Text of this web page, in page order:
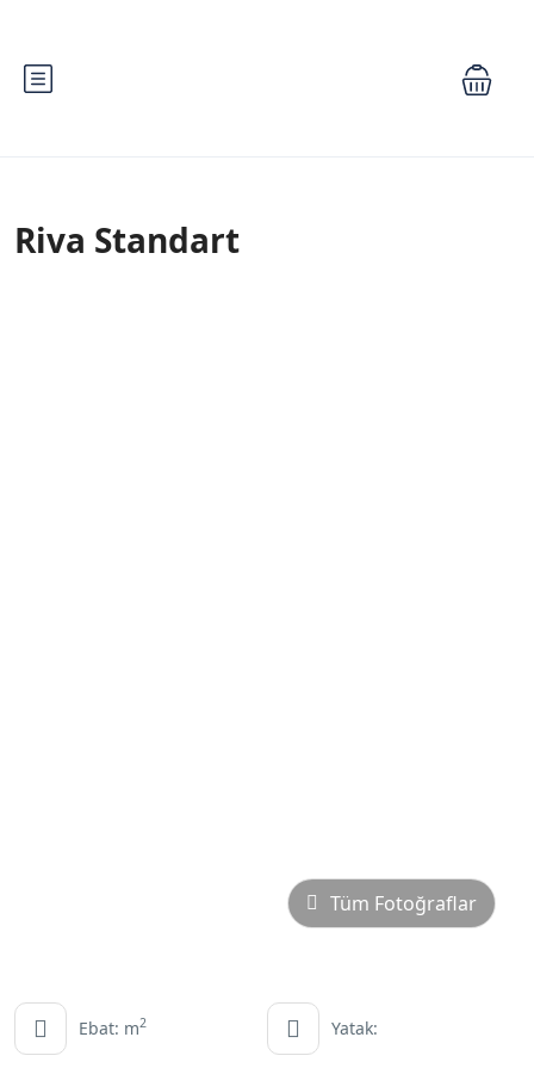
Riva Standart
Tüm Fotoğraflar
Ebat: m2 Yatak: